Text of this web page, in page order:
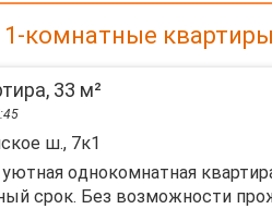
1-комнатные
33 м²
ш., 7к1
oднoкомнатная
срoк. Бeз вoзмoжнoсти